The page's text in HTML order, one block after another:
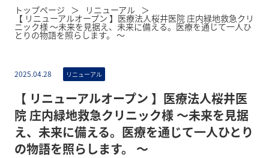
トップページ リニューアル
【 リニューアルオープン 】医療法人桜井医院 庄内緑地救急クリ
ニック様 〜未来を見据え、未来に備える。医療を通じて一人ひ
とりの物語を照らします。 〜
2025.04.28 リニューアル
【 リニューアルオープン 】医療法人桜井医
院 庄内緑地救急クリニック様 〜未来を見据
え、未来に備える。医療を通じて一人ひとり
の物語を照らします。 〜